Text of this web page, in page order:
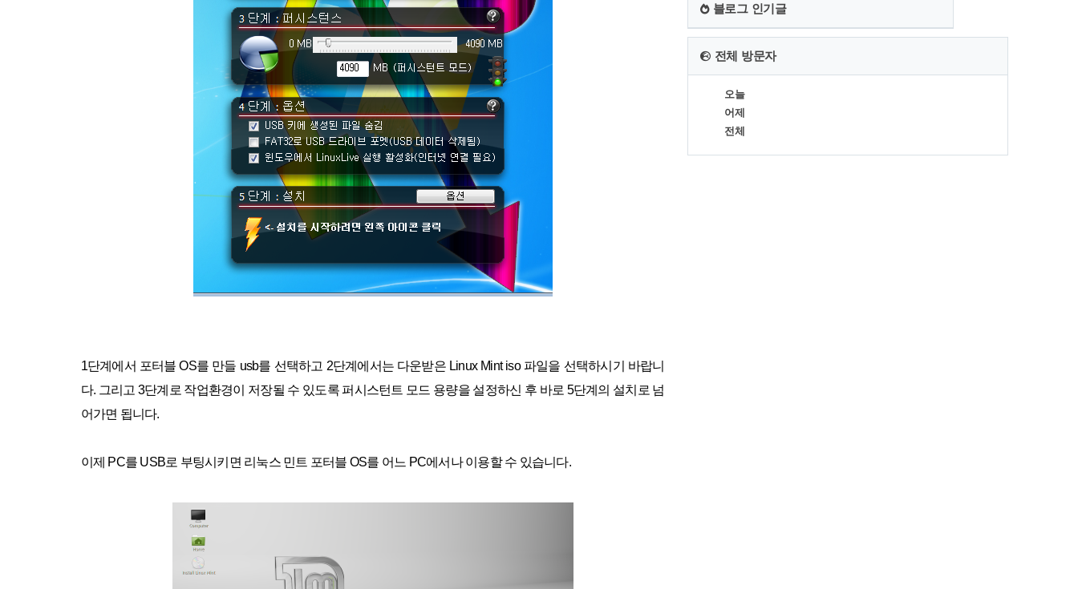
1단계에서 포터블 OS를 만들 usb를 선택하고 2단계에서는 다운받은 Linux Mint iso 파일을 선택하시기 바랍니
다. 그리고 3단계로 작업환경이 저장될 수 있도록 퍼시스턴트 모드 용량을 설정하신 후 바로 5단계의 설치로 넘
어가면 됩니다.
이제 PC를 USB로 부팅시키면 리눅스 민트 포터블 OS를 어느 PC에서나 이용할 수 있습니다.
블로그 인기글
전체 방문자
오늘
어제
전체